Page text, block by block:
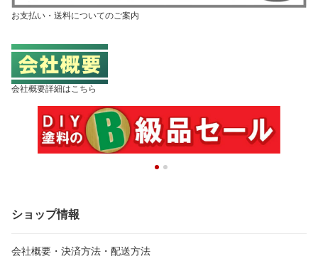
お支払い・送料についてのご案内
会社概要詳細はこちら
ショップ情報
会社概要・決済方法・配送方法